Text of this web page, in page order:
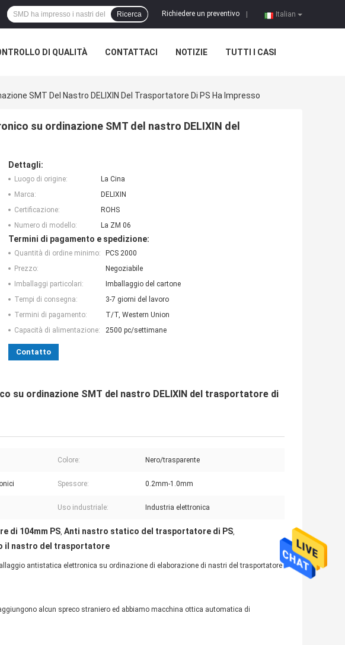
Italian
Richiedere un preventivo
Ricerca
DI QUALITÀ CONTATTACI NOTIZIE TUTTI I CASI
SMT Del Nastro DELIXIN Del Trasportatore Di PS Ha Impresso
su ordinazione SMT del nastro DELIXIN del
Dettagli:
Luogo di origine:
La Cina
Marca:
DELIXIN
Certificazione:
ROHS
Numero di modello:
La ZM 06
Termini di pagamento e spedizione:
Quantità di ordine minimo:
PCS 2000
Prezzo:
Negoziabile
Imballaggi particolari:
Imballaggio del cartone
Tempi di consegna:
3-7 giorni del lavoro
Termini di pagamento:
T/T, Western Union
Capacità di alimentazione:
2500 pc/settimane
Contatto
su ordinazione SMT del nastro DELIXIN del trasportatore di
Colore: Nero/trasparente
Spessore: 0.2mm-1.0mm
Uso industriale: Industria elettronica
di 104mm PS, Anti nastro statico del trasportatore di PS,
il nastro del trasportatore
antistatica elettronica su ordinazione di elaborazione di nastri del trasportatore
alcun spreco straniero ed abbiamo macchina ottica automatica di